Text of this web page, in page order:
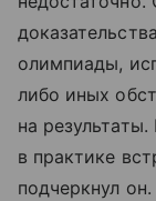
олимпиады,
либо иных
на
в практике
подчеркнул он.